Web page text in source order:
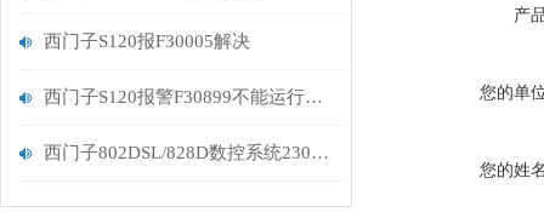
西门子S120报F30005解决
西门子S120报警F30899不能运行解决维修
西门子802DSL/828D数控系统230005功率单元过载分析
产
您的单
您的姓